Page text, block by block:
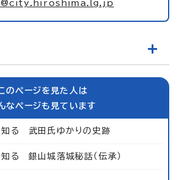
のページを見た人は
なページも見ています
知る 武田氏ゆかりの史跡
る 銀山城落城秘話（伝承）